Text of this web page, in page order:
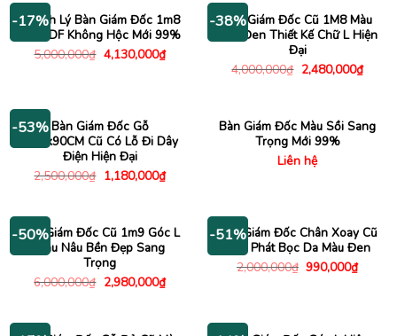
-17%
Thanh Lý Bàn Giám Đốc 1m8
Gỗ MDF Không Hộc Mới 99%
5,000,000₫ Giá
gốc
4,130,000₫Giá
hiện
-38%
Bàn Giám Đốc Cũ 1M8 Màu
Nâu Đen Thiết Kế Chữ L Hiện
Đại
4,000,000₫ Giá
gốc
2,480,000₫Giá
hiện
-53%Bàn Giám Đốc Gỗ
1M8x90CM Cũ Có Lỗ Đi Dây
Điện Hiện Đại
2,500,000₫ Giá
gốc
1,180,000₫Giá
hiện
1,180,000₫.
Bàn Giám Đốc Màu Sồi Sang
Trọng Mới 99%
Liên hệ
-50%
Bàn Giám Đốc Cũ 1m9 Góc L
Màu Nâu Bền Đẹp Sang
Trọng
6,000,000₫ Giá
gốc
2,980,000₫Giá
hiện
2,980,000₫.
-51%
Ghế Giám Đốc Chân Xoay Cũ
Hoà Phát Bọc Da Màu Đen
2,000,000₫ Giá
990,000₫Giá
hiện